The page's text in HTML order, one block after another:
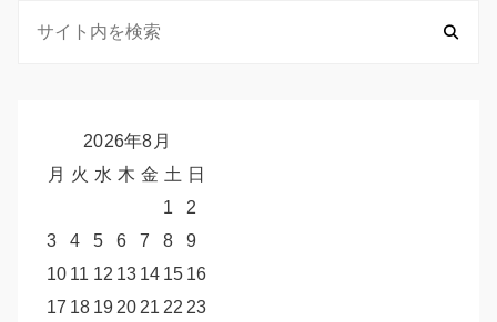
2026年8月
月 火 水 木 金 土 日
1
2
3
4 5 6 7 8
9
10 11 12 13 14 15 16
17 18 19 20 21 22 23